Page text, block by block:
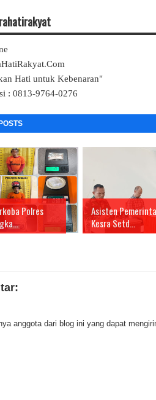
Hati untuk Kebenaran"
: 0813-9764-0276
Polres
Asisten
Kesra Setd...
anggota dari blog ini yang dapat